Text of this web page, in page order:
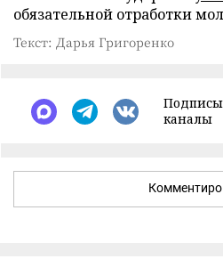
обязательной отработки
Текст: Дарья Григоренко
каналы